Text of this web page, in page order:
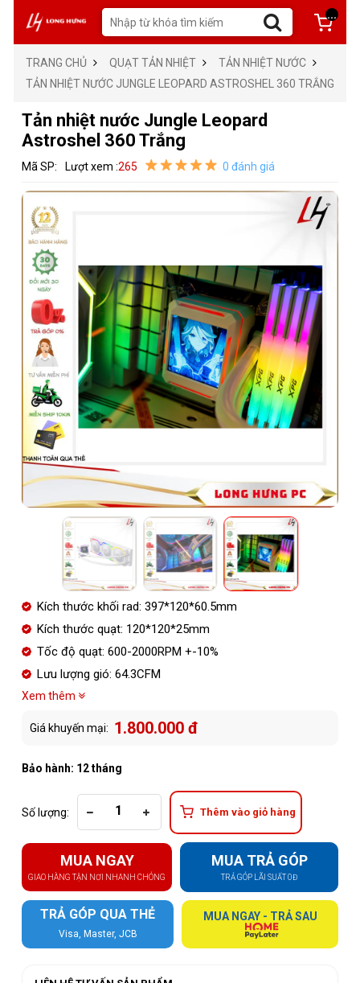
...
TRANG CHỦ QUẠT TẢN NHIỆT
TẢN NHIỆT NƯỚC
TẢN NHIỆT NƯỚC JUNGLE LEOPARD ASTROSHEL 360 TRẮNG
Tản nhiệt nước Jungle Leopard
Astroshel 360 Trắng
Mã SP: Lượt xem :265 0 đánh giá
Kích thước khối rad: 397*120*60.5mm
Kích thước quạt: 120*120*25mm
Tốc độ quạt: 600-2000RPM +-10%
Lưu lượng gió: 64.3CFM
Xem thêm
Giá khuyến mại: 1.800.000 đ
Bảo hành: 12 tháng
Số lượng: Thêm vào giỏ hàng
MUA NGAY
GIAO HÀNG TẬN NƠI NHANH CHÓNG
MUA TRẢ GÓP
TRẢ GÓP LÃI SUẤT 0Đ
TRẢ GÓP QUA THẺ
Visa, Master, JCB
MUA NGAY - TRẢ SAU